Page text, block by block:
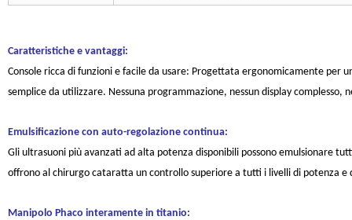
Caratteristiche e vantaggi:
Console ricca di funzioni e facile da usare: Progettata ergonomicamente per
semplice da utilizzare. Nessuna programmazione, nessun display complesso,
Emulsificazione con auto-regolazione continua:
Gli ultrasuoni più avanzati ad alta potenza disponibili possono emulsionare
offrono al chirurgo cataratta un controllo superiore a tutti i livelli di potenza
Manipolo Phaco interamente in titanio: